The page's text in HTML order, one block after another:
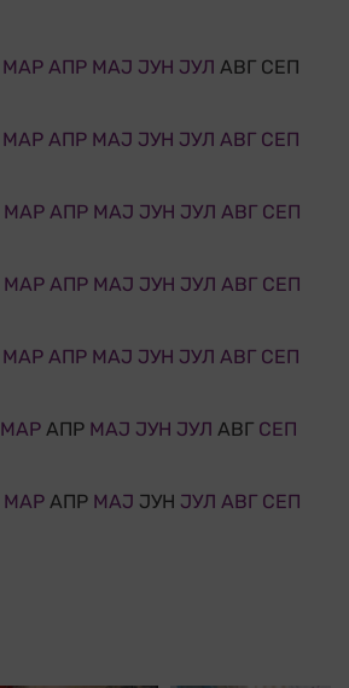
МАР АПР МАЈ ЈУН ЈУЛ АВГ СЕП
МАР АПР МАЈ ЈУН ЈУЛ АВГ СЕП
МАР АПР МАЈ ЈУН ЈУЛ АВГ СЕП
МАР АПР МАЈ ЈУН ЈУЛ АВГ СЕП
МАР АПР МАЈ ЈУН ЈУЛ АВГ СЕП
МАР АПР МАЈ ЈУН ЈУЛ АВГ СЕП
МАР АПР МАЈ ЈУН ЈУЛ АВГ СЕП